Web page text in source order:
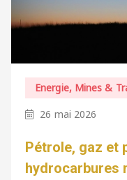
Energie, Mines &
26 mai 2026
Pétrole, gaz et
hydrocarbures